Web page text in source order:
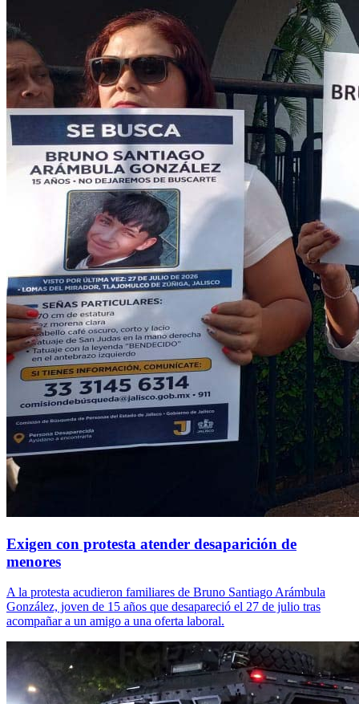
Exigen con protesta atender desaparición de
menores
A la protesta acudieron familiares de Bruno Santiago Arámbula
González, joven de 15 años que desapareció el 27 de julio tras
acompañar a un amigo a una oferta laboral.